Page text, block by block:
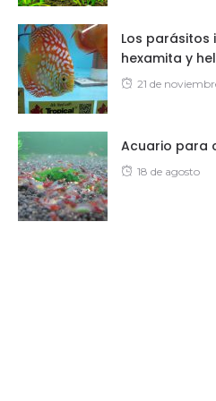
Los parásitos
hexamita y
Posted
21 de
Acuario para
Posted
18 de agosto